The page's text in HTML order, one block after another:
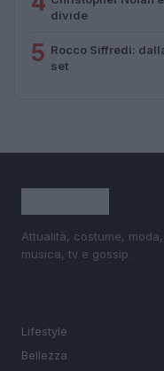
divide
5 Rocco Siffredi:
set
Attualità, costume,
musica, tv e gossip.
Lifestyle
Bellezza